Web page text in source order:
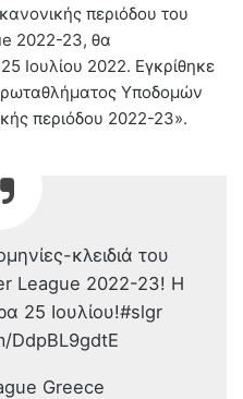
περιόδου του
2022-23, θα
Ιουλίου 2022. Εγκρίθηκε
Υποδομών
περιόδου 2022-23».
κλειδιά του
League 2022-23! Η
25 Ιουλίου!#slgr
DdpBL9gdtE
Greece